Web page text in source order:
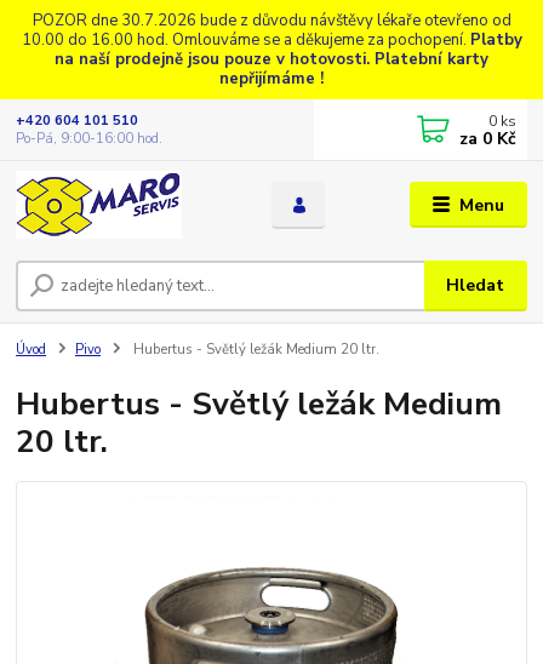
POZOR dne 30.7.2026 bude z důvodu návštěvy lékaře otevřeno od
10.00 do 16.00 hod. Omlouváme se a děkujeme za pochopení. Platby
na naší prodejně jsou pouze v hotovosti. Platební karty
nepřijímáme !
Menu
Hledat
+420 604 101 510
Po-Pá, 9:00-16:00 hod.
0 ks
za 0 Kč
Úvod Pivo Hubertus - Světlý ležák Medium 20 ltr.
Hubertus - Světlý ležák Medium
20 ltr.